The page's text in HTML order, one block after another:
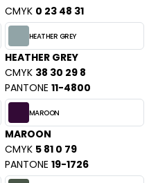
CMYK 0 23 48 31
HEATHER GREY
HEATHER GREY
CMYK 38 30 29 8
PANTONE 11-4800
MAROON
MAROON
CMYK 5 81 0 79
PANTONE 19-1726